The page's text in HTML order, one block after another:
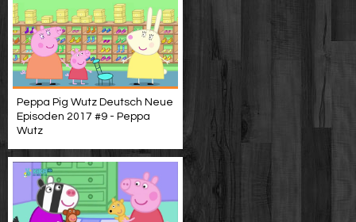
Peppa Pig Wutz Deutsch Neue
Episoden 2017 #9 - Peppa
Wutz